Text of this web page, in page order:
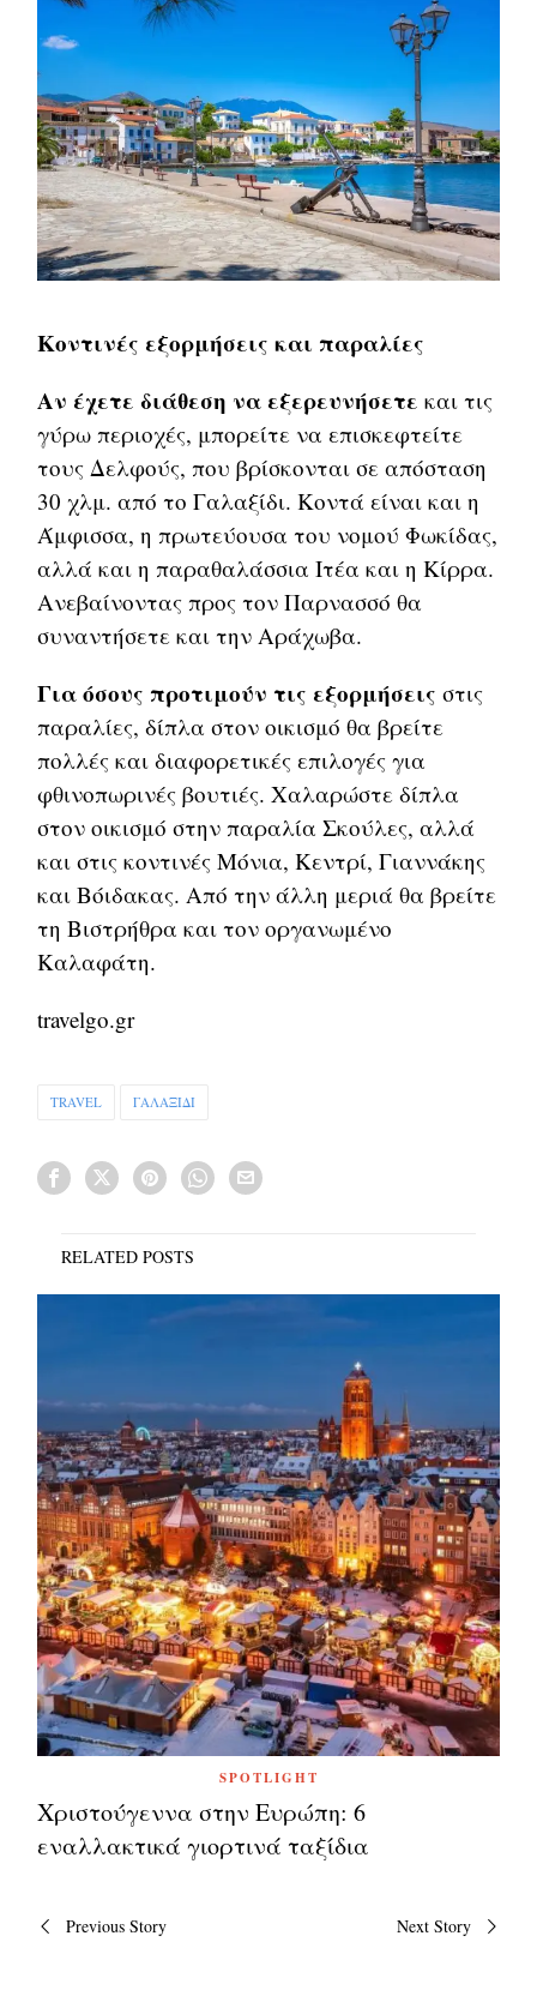
Κοντινές εξορμήσεις και παραλίες
Αν έχετε διάθεση να εξερευνήσετε και τις
γύρω περιοχές, μπορείτε να επισκεφτείτε
τους Δελφούς, που βρίσκονται σε απόσταση
30 χλμ. από το Γαλαξίδι. Κοντά είναι και η
Άμφισσα, η πρωτεύουσα του νομού Φωκίδας,
αλλά και η παραθαλάσσια Ιτέα και η Κίρρα.
Ανεβαίνοντας προς τον Παρνασσό θα
συναντήσετε και την Αράχωβα.
Για όσους προτιμούν τις εξορμήσεις στις
παραλίες, δίπλα στον οικισμό θα βρείτε
πολλές και διαφορετικές επιλογές για
φθινοπωρινές βουτιές. Χαλαρώστε δίπλα
στον οικισμό στην παραλία Σκούλες, αλλά
και στις κοντινές Μόνια, Κεντρί, Γιαννάκης
και Βόιδακας. Από την άλλη μεριά θα βρείτε
τη Βιστρήθρα και τον οργανωμένο
Καλαφάτη.
travelgo.gr
TRAVEL ΓΑΛΑΞΙΔΙ
RELATED POSTS
SPOTLIGHT
Χριστούγεννα στην Ευρώπη: 6
εναλλακτικά γιορτινά ταξίδια
Πλοήγηση
Previous Story Next Story